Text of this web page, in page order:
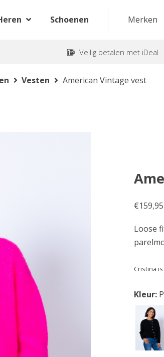
Schoenen Merken
Veilig betalen met iDeal
Vesten American Vintage vest
€159,95
Loose
Cristina
Kleur: